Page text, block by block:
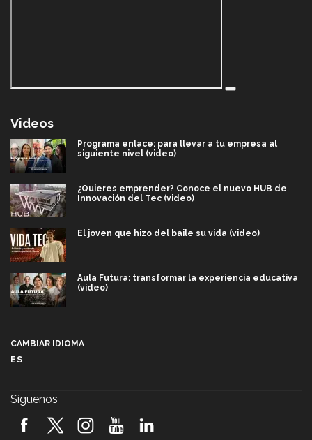
Videos
Programa enlace: para llevar a tu empresa al
siguiente nivel (video)
¿Quieres emprender? Conoce el nuevo HUB de
Innovación del Tec (video)
El joven que hizo del baile su vida (video)
Aula Futura: transformar la experiencia educativa
(video)
2026! (video)
CAMBIAR IDIOMA
ES
Síguenos